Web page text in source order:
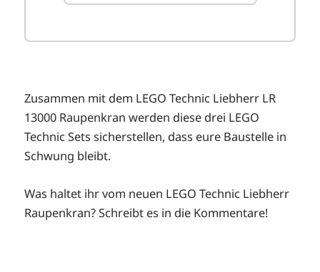
Zusammen mit dem LEGO Technic Liebherr LR
13000 Raupenkran werden diese drei LEGO
Technic Sets sicherstellen, dass eure Baustelle in
Schwung bleibt.
Was haltet ihr vom neuen LEGO Technic Liebherr
Raupenkran? Schreibt es in die Kommentare!